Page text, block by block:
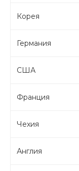
Корея
Германия
США
Франция
Чехия
Англия